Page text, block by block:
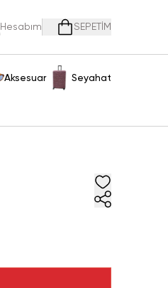
Hesabım SEPETİM
Aksesuar Seyahat